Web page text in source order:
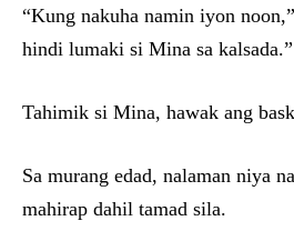
“Kung nakuha namin iyon
hindi lumaki si Mina sa kalsada.”
Tahimik si Mina, hawak ang
Sa murang edad, nalaman niya
mahirap dahil tamad sila.